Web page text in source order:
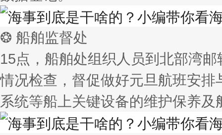
❂ 船舶监督处
15点，船舶处组织人员到北部湾
情况检查，督促做好元旦航班安
系统等船上关键设备的维护保养及